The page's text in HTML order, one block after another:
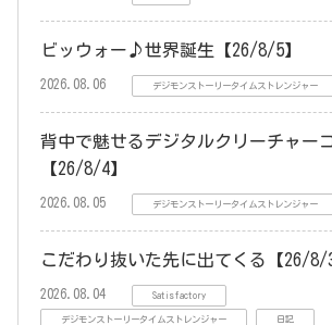
ビッウォー♪世界誕生【26/8/5】
2026.08.06 デジモンストーリータイムストレンジャー
背中で魅せるデジタルクリーチャー
【26/8/4】
2026.08.05 デジモンストーリータイムストレンジャー
こだわり抜いた先に出てくる【26/8/3
2026.08.04 Satisfactory
デジモンストーリータイムストレンジャー 日記